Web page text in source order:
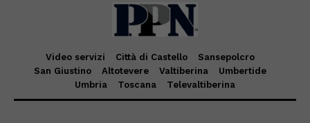
Video servizi Città di Castello
Sansepolcro
San Giustino
Altotevere Valtiberina
Umbertide
Umbria
Toscana Televaltiberina